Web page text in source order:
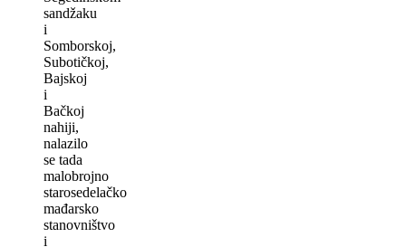
sandžaku
i
Somborskoj,
Subotičkoj,
Bajskoj
i
Bačkoj
nahiji,
nalazilo
se tada
malobrojno
starosedelačko
mađarsko
stanovništvo
i